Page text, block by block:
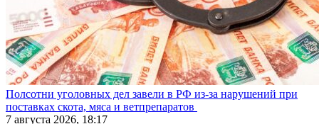
Полсотни уголовных дел завели в РФ из-за нарушений при
поставках скота, мяса и ветпрепаратов
7 августа 2026, 18:17